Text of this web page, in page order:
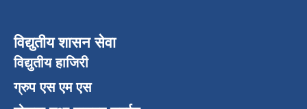
विद्युतीय शासन सेवा
विद्युतीय हाजिरी
ग्रुप एस एम एस